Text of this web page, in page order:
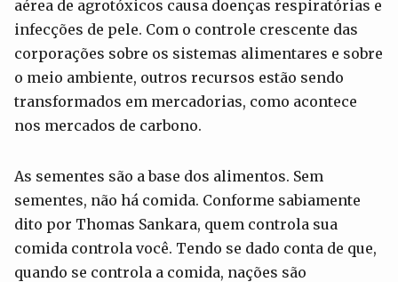
aérea de agrotóxicos causa doenças respiratórias e
infecções de pele. Com o controle crescente das
corporações sobre os sistemas alimentares e sobre
o meio ambiente, outros recursos estão sendo
transformados em mercadorias, como acontece
nos mercados de carbono.
As sementes são a base dos alimentos. Sem
sementes, não há comida. Conforme sabiamente
dito por Thomas Sankara, quem controla sua
comida controla você. Tendo se dado conta de que,
quando se controla a comida, nações são